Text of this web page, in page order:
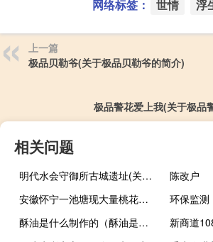
网络标签： 世情 浮
上一篇
极品贝勒爷(关于极品贝勒爷的简介)
极品警花爱上我(关于极品
相关问题
明代水会守御所古城遗址(关于明代水会守御所古城遗址的简介)
陈改户
安徽怀宁一池塘现大量桃花水母
环保监测
酥油是什么制作的（酥油是什么）